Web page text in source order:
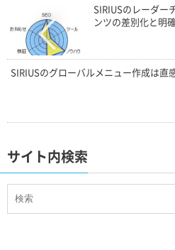
SIRIUSのレーダー
ンツの差別化と明
SIRIUSのグローバルメニュー作成は直
サイト内検索